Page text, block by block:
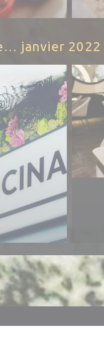
janvier 2022